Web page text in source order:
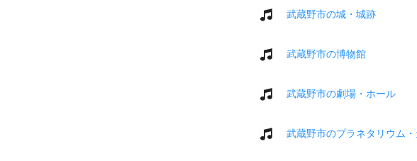
武蔵野市の城・城跡
武蔵野市の博物館
武蔵野市の劇場・ホール
武蔵野市のプラネタリウム